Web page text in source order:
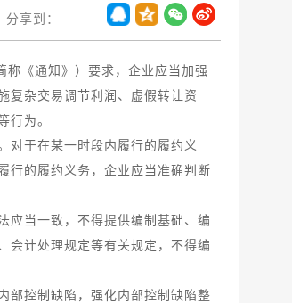
分享到：
《通知》）要求，企业应当加强
复杂交易调节利润、虚假转让资
行为。
于在某一时段内履行的履约义
行的履约义务，企业应当准确判断
当一致，不得提供编制基础、编
会计处理规定等有关规定，不得编
控制缺陷，强化内部控制缺陷整